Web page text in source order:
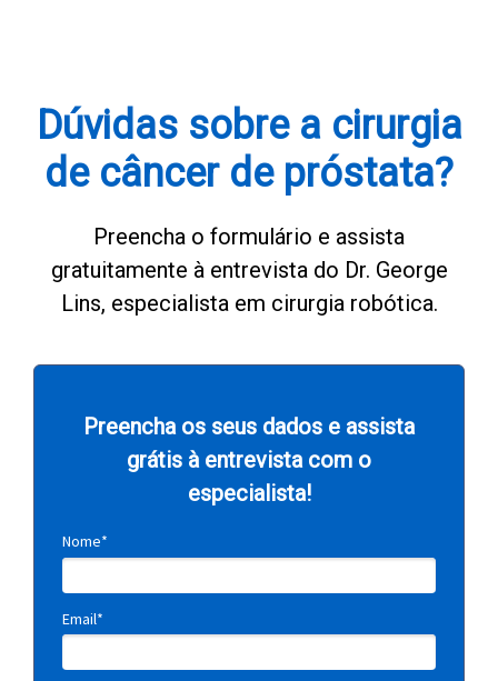
Dúvidas sobre a cirurgia
de câncer de próstata?
Preencha o formulário e assista
gratuitamente à entrevista do Dr. George
Lins, especialista em cirurgia robótica.
Preencha os seus dados e assista
grátis à entrevista com o
especialista!
Nome*
Email*